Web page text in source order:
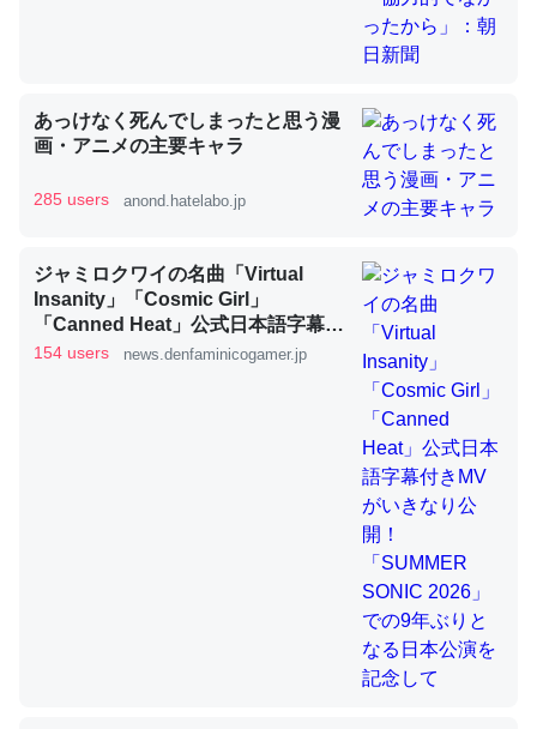
論文では「淡水はカルシウムも酸素も不足してて両方に不
利だから両方が拮抗してるのでは」とあって面白い。海に
いる鋏角類（カブトガニ・ウミグモ）はカルシウムを使わ
ずキチンを強化してる筈だが、酵素が違うのか？
これを元に考えるとカルシウムを大量に使う脊椎動物と貝
類は苦労してるんだな…。腹足類だと殻を無くしてナメク
─ニュース :: 【研究発表】昆虫学の大問題＝「昆虫はなぜ海にいな
ウチもEchoを実家に置いて４年。でたまに覗いてる。ぼ
あっけなく死んでしまったと思う漫
画・アニメの主要キャラ
285 users anond.hatelabo.jp
ジャミロクワイの名曲「Virtual
Insanity」「Cosmic Girl」
「Canned Heat」公式日本語字幕付
きMVがいきなり公開！「SUMMER
154 users news.denfaminicogamer.jp